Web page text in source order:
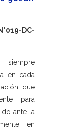
DC-
siempre
en cada
que
para
ante la
en